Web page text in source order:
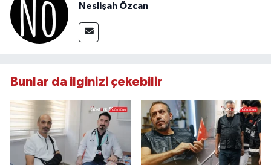
Neslişah Özcan
Bunlar da ilginizi çekebilir